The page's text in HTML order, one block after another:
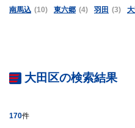
南馬込 (10) 東六郷 (4) 羽田 (3)
大田区の検索結果
170件